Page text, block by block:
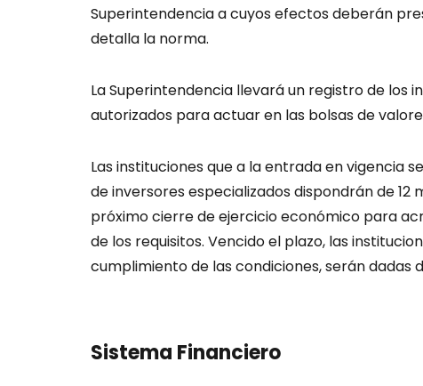
Superintendencia a cuyos efectos deberán
detalla la norma.
La Superintendencia llevará un registro de los
autorizados para actuar en las bolsas de
Las instituciones que a la entrada en vigencia
de inversores especializados dispondrán de
próximo cierre de ejercicio económico para
de los requisitos. Vencido el plazo, las
cumplimiento de las condiciones, serán dadas
Sistema Financiero